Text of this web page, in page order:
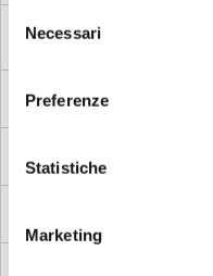
Selezione
delNecessari
Preferenze
Statistiche
Marketing
MADP
Motori
MMA Motori
MV
Motori